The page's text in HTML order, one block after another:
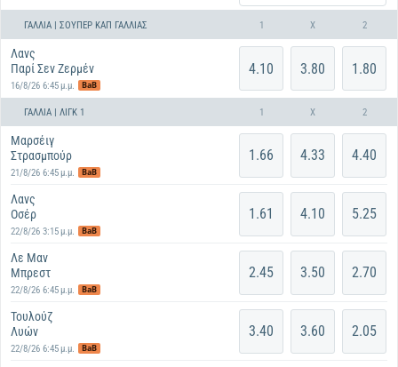
ΓΑΛΛΊΑ | ΣΟΎΠΕΡ ΚΑΠ ΓΑΛΛΊΑΣ 1 X 2
Λανς
Παρί Σεν Ζερμέν
16/8/26 6:45 μ.μ. BaB
4.10 3.80 1.80
ΓΑΛΛΊΑ | ΛΙΓΚ 1 1 X 2
Μαρσέιγ
Στρασμπούρ
21/8/26 6:45 μ.μ. BaB
1.66 4.33 4.40
Λανς
Οσέρ
22/8/26 3:15 μ.μ. BaB
1.61 4.10 5.25
Λε Μαν
Μπρεστ
22/8/26 6:45 μ.μ. BaB
2.45 3.50 2.70
Τουλούζ
Λυών
22/8/26 6:45 μ.μ. BaB
3.40 3.60 2.05